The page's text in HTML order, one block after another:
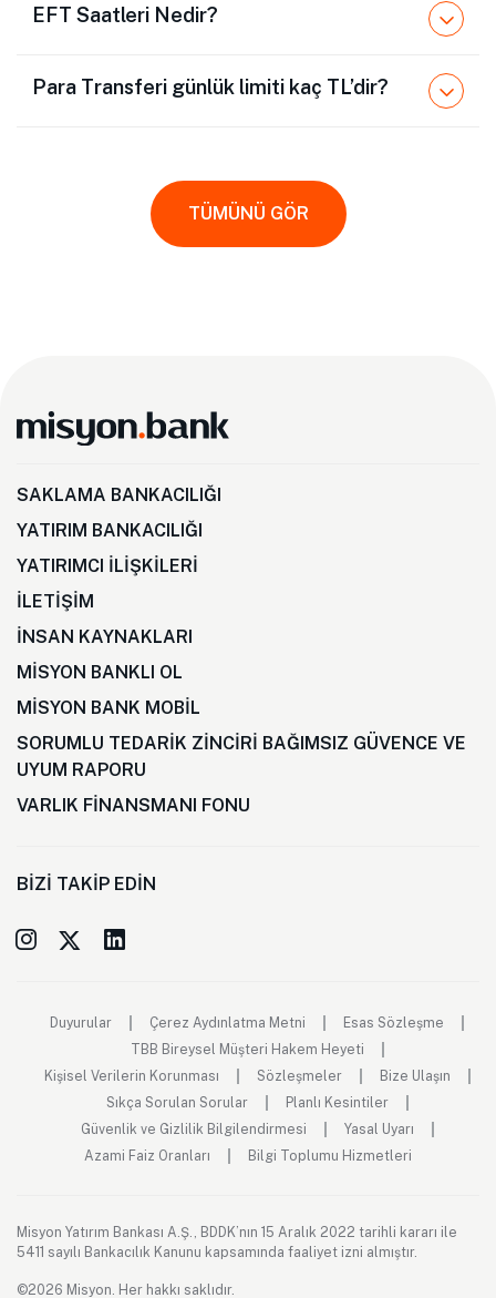
EFT Saatleri Nedir?
Para Transferi günlük limiti kaç TL’dir?
TÜMÜNÜ GÖR
SAKLAMA BANKACILIĞI
YATIRIM BANKACILIĞI
YATIRIMCI İLİŞKİLERİ
İLETİŞİM
İNSAN KAYNAKLARI
MİSYON BANKLI OL
MİSYON BANK MOBİL
SORUMLU TEDARİK ZİNCİRİ BAĞIMSIZ GÜVENCE VE
UYUM RAPORU
VARLIK FİNANSMANI FONU
BİZİ TAKİP EDİN
Duyurular Çerez Aydınlatma Metni
Esas Sözleşme
TBB Bireysel Müşteri Hakem Heyeti
Kişisel Verilerin Korunması
Sözleşmeler
Bize Ulaşın
Sıkça Sorulan Sorular
Planlı Kesintiler
Güvenlik ve Gizlilik Bilgilendirmesi
Yasal Uyarı
Azami Faiz Oranları
Bilgi Toplumu Hizmetleri
Misyon Yatırım Bankası A.Ş., BDDK’nın 15 Aralık 2022 tarihli kararı ile
5411 sayılı Bankacılık Kanunu kapsamında faaliyet izni almıştır.
©2026 Misyon. Her hakkı saklıdır.